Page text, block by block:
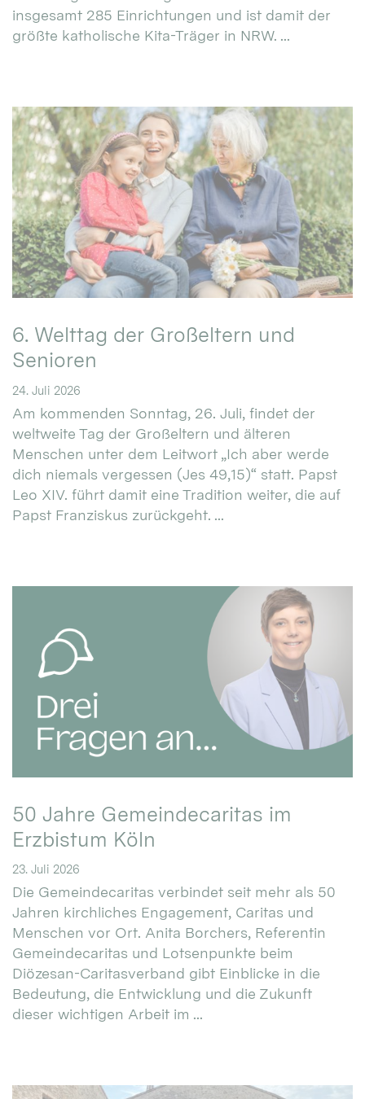
insgesamt 285 Einrichtungen und ist damit der
größte katholische Kita-Träger in NRW. ...
6. Welttag der Großeltern und
Senioren
24. Juli 2026
Am kommenden Sonntag, 26. Juli, findet der
weltweite Tag der Großeltern und älteren
Menschen unter dem Leitwort „Ich aber werde
dich niemals vergessen (Jes 49,15)“ statt. Papst
Leo XIV. führt damit eine Tradition weiter, die auf
Papst Franziskus zurückgeht. ...
50 Jahre Gemeindecaritas im
Erzbistum Köln
23. Juli 2026
Die Gemeindecaritas verbindet seit mehr als 50
Jahren kirchliches Engagement, Caritas und
Menschen vor Ort. Anita Borchers, Referentin
Gemeindecaritas und Lotsenpunkte beim
Diözesan-Caritasverband gibt Einblicke in die
Bedeutung, die Entwicklung und die Zukunft
dieser wichtigen Arbeit im ...